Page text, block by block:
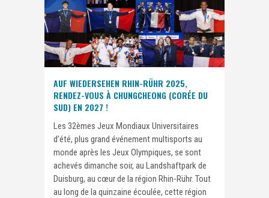
AUF WIEDERSEHEN RHIN-RÜHR 2025,
RENDEZ-VOUS À CHUNGCHEONG (CORÉE DU
SUD) EN 2027 !
Les 32èmes Jeux Mondiaux Universitaires
d’été, plus grand événement multisports au
monde après les Jeux Olympiques, se sont
achevés dimanche soir, au Landshaftpark de
Duisburg, au cœur de la région Rhin-Rühr. Tout
au long de la quinzaine écoulée, cette région